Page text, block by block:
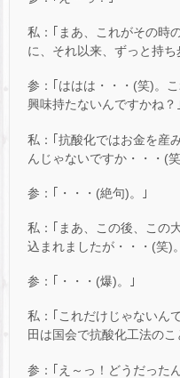
私：｢まあ、これがその時
に、それ以来、ずっと持
参：｢ははは・・・(笑)。
興味持たないんですかね？｣
私：｢抗酸化ではお金を産
んじゃないですか・・・(
参：｢・・・(絶句)。｣
私：｢まあ、この後、この
込まれましたが・・・(笑)
参：｢・・・(爆)。｣
私：｢これだけじゃないん
田は国会で抗酸化工法の
参：｢え～っ！どうだった